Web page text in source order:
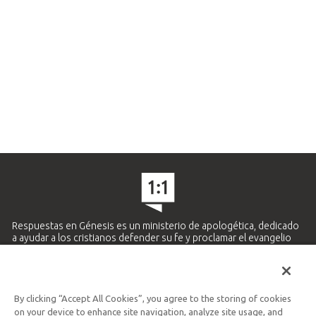
Respuestas en Génesis es un ministerio de apologética, dedicado
a ayudar a los cristianos defender su fe y proclamar el evangelio
Ministerio Hispano y Latinoamericano
By clicking “Accept All Cookies”, you agree to the storing of cookies
on your device to enhance site navigation, analyze site usage, and